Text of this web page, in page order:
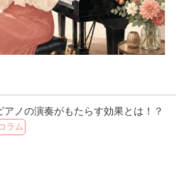
アノの演奏がもたらす効果とは！？
コラム